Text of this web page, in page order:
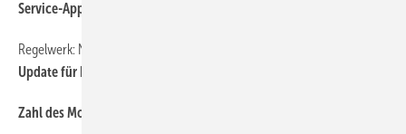
Service-App u. a. für Feststellanlagen
Regelwerk: Neuerscheinungen
Update für Ihr Archiv, 2021-09
Zahl des Monats, 2021-11